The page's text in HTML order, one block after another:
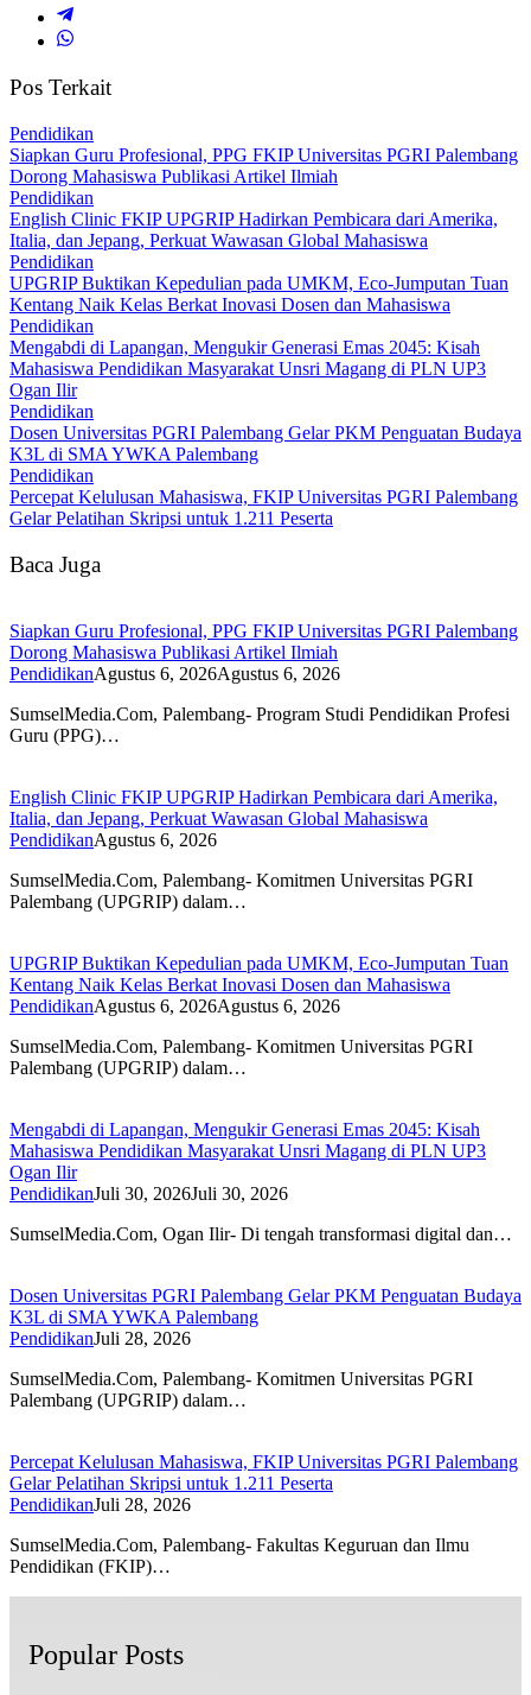
Pos Terkait
Pendidikan
Siapkan Guru Profesional, PPG FKIP Universitas PGRI Palembang
Dorong Mahasiswa Publikasi Artikel Ilmiah
Pendidikan
English Clinic FKIP UPGRIP Hadirkan Pembicara dari Amerika,
Italia, dan Jepang, Perkuat Wawasan Global Mahasiswa
Pendidikan
UPGRIP Buktikan Kepedulian pada UMKM, Eco-Jumputan Tuan
Kentang Naik Kelas Berkat Inovasi Dosen dan Mahasiswa
Pendidikan
Mengabdi di Lapangan, Mengukir Generasi Emas 2045: Kisah
Mahasiswa Pendidikan Masyarakat Unsri Magang di PLN UP3
Ogan Ilir
Pendidikan
Dosen Universitas PGRI Palembang Gelar PKM Penguatan Budaya
K3L di SMA YWKA Palembang
Pendidikan
Percepat Kelulusan Mahasiswa, FKIP Universitas PGRI Palembang
Gelar Pelatihan Skripsi untuk 1.211 Peserta
Baca Juga
Siapkan Guru Profesional, PPG FKIP Universitas PGRI Palembang
Dorong Mahasiswa Publikasi Artikel Ilmiah
PendidikanAgustus 6, 2026Agustus 6, 2026
SumselMedia.Com, Palembang- Program Studi Pendidikan Profesi
Guru (PPG)…
English Clinic FKIP UPGRIP Hadirkan Pembicara dari Amerika,
Italia, dan Jepang, Perkuat Wawasan Global Mahasiswa
PendidikanAgustus 6, 2026
SumselMedia.Com, Palembang- Komitmen Universitas PGRI
Palembang (UPGRIP) dalam…
UPGRIP Buktikan Kepedulian pada UMKM, Eco-Jumputan Tuan
Kentang Naik Kelas Berkat Inovasi Dosen dan Mahasiswa
PendidikanAgustus 6, 2026Agustus 6, 2026
SumselMedia.Com, Palembang- Komitmen Universitas PGRI
Palembang (UPGRIP) dalam…
Mengabdi di Lapangan, Mengukir Generasi Emas 2045: Kisah
Mahasiswa Pendidikan Masyarakat Unsri Magang di PLN UP3
Ogan Ilir
PendidikanJuli 30, 2026Juli 30, 2026
SumselMedia.Com, Ogan Ilir- Di tengah transformasi digital dan…
Dosen Universitas PGRI Palembang Gelar PKM Penguatan Budaya
K3L di SMA YWKA Palembang
PendidikanJuli 28, 2026
SumselMedia.Com, Palembang- Komitmen Universitas PGRI
Palembang (UPGRIP) dalam…
Percepat Kelulusan Mahasiswa, FKIP Universitas PGRI Palembang
Gelar Pelatihan Skripsi untuk 1.211 Peserta
PendidikanJuli 28, 2026
SumselMedia.Com, Palembang- Fakultas Keguruan dan Ilmu
Pendidikan (FKIP)…
Popular Posts